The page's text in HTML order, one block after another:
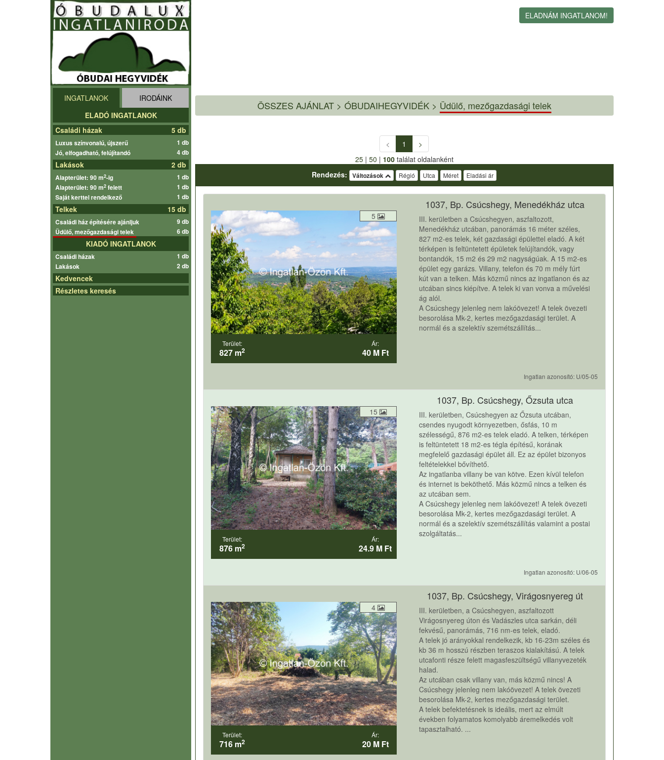
ELADNÁM INGATLANOM!
INGATLANOK
IRODÁINK
ELADÓ INGATLANOK
Családi házak
5 db
Luxus színvonalú, újszerű
1 db
Jó, elfogadható, felújítandó
4 db
Lakások 2 db
Alapterület: 90 m2-ig
1 db
Alapterület: 90 m2 felett
1 db
Saját kerttel rendelkező
1 db
Telkek 15 db
Családi ház építésére ajánljuk
9 db
Üdülő, mezőgazdasági telek
6 db
KIADÓ INGATLANOK
Családi házak
1 db
Lakások
2 db
Kedvencek
Részletes keresés
ÖSSZES AJÁNLAT> ÓBUDAIHEGYVIDÉK > Üdülő, mezőgazdasági telek
< 1
>
25| 50 | 100találat oldalanként
Rendezés:
Változások Régió Utca Méret Eladási ár
5
Terület:
827 m2
Ár:
40 M Ft
1037, Bp. Csúcshegy, Menedékház utca
III. kerületben a Csúcshegyen, aszfaltozott,
Menedékház utcában, panorámás 16 méter széles,
827 m2-es telek, két gazdasági épülettel eladó. A két
térképen is feltüntetett épületek felújítandók, vagy
bontandók, 15 m2 és 29 m2 nagyságúak. A 15 m2-es
épület egy garázs. Villany, telefon és 70 m mély fúrt
kút van a telken. Más közmű nincs az ingatlanon és az
utcában sincs kiépítve. A telek ki van vonva a művelési
ág alól.
A Csúcshegy jelenleg nem lakóövezet! A telek övezeti
besorolása Mk-2, kertes mezőgazdasági terület. A
normál és a szelektív szemétszállítás...
Ingatlan azonosító: U/05-05
15
Terület:
876 m2
Ár:
24.9 M Ft
1037, Bp. Csúcshegy, Őzsuta utca
III. kerületben, Csúcshegyen az Őzsuta utcában,
csendes nyugodt környezetben, ősfás, 10 m
szélességű, 876 m2-es telek eladó. A telken, térképen
is feltüntetett 18 m2-es tégla építésű, korának
megfelelő gazdasági épület áll. Ez az épület bizonyos
feltételekkel bővíthető.
Az ingatlanba villany be van kötve. Ezen kívül telefon
és internet is beköthető. Más közmű nincs a telken és
az utcában sem.
A Csúcshegy jelenleg nem lakóövezet! A telek övezeti
besorolása Mk-2, kertes mezőgazdasági terület. A
normál és a szelektív szemétszállítás valamint a postai
szolgáltatás...
Ingatlan azonosító: U/06-05
4
Terület:
716 m2
Ár:
20 M Ft
1037, Bp. Csúcshegy, Virágosnyereg út
III. kerületben, a Csúcshegyen, aszfaltozott
Virágosnyereg úton és Vadászles utca sarkán, déli
fekvésű, panorámás, 716 nm-es telek, eladó.
A telek jó arányokkal rendelkezik, kb 16-23m széles és
kb 36 m hosszú részben teraszos kialakítású. A telek
utcafonti része felett magasfeszültségű villanyvezeték
halad.
Az utcában csak villany van, más közmű nincs! A
Csúcshegy jelenleg nem lakóövezet! A telek övezeti
besorolása Mk-2, kertes mezőgazdasági terület.
A telek befektetésnek is ideális, mert az elmúlt
években folyamatos komolyabb áremelkedés volt
tapasztalható. ...